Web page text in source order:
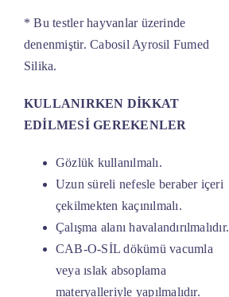
* Bu testler hayvanlar üzerinde
denenmiştir. Cabosil Ayrosil Fumed
Silika.
KULLANIRKEN DİKKAT
EDİLMESİ GEREKENLER
Gözlük kullanılmalı.
Uzun süreli nefesle beraber içeri
çekilmekten kaçınılmalı.
Çalışma alanı havalandırılmalıdır.
CAB-O-SİL dökümü vacumla
veya ıslak absoplama
materyalleriyle yapılmalıdır.